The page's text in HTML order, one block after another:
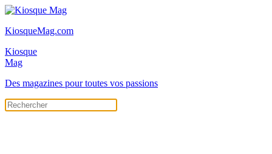
KiosqueMag.com
Kiosque
Mag
Des magazines pour toutes vos passions